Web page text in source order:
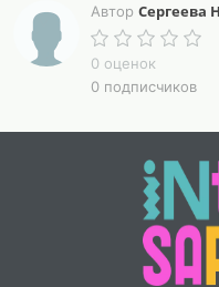
- воспитание
формирование
- развитие мотивации
Регулятивные УУД:
- самостоятельно
учебную проблему;
Автор Сергеева
0 оценок
0 подписчиков